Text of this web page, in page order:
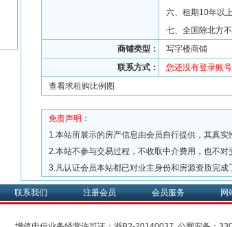
六、租期10年以
七、全国除北方
商铺类型：
写字楼商铺
联系方式：
您还没有登录账
查看求租购比例图
免责声明：
1.本站所展示的房产信息由会员自行提供，其真
2.本站不参与交易过程，不收取中介费用，也不
3.凡认证会员本站都已对业主身份和房源资质完成
联系我们 注册会员 会员服务 网